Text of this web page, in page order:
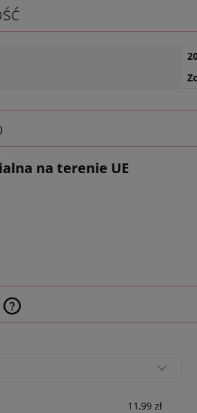
na terenie UE
11,99 zł